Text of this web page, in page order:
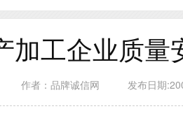
加工企业质
作者：品牌诚信网 发布日期